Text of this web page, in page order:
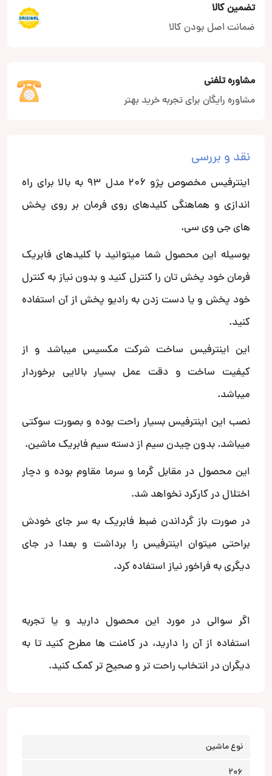
تضمین کالا
ضمانت اصل بودن کالا
مشاوره تلفنی
مشاوره رایگان برای تجربه خرید بهتر
نقد و بررسی
اینترفیس مخصوص پژو ۲۰۶ مدل ۹۳ به بالا برای راه
اندازی و هماهنگی کلیدهای روی فرمان بر روی پخش
های جی وی سی.
بوسیله این محصول شما میتوانید با کلیدهای فابریک
فرمان خود پخش تان را کنترل کنید و بدون نیاز به کنترل
خود پخش و یا دست زدن به رادیو پخش از آن استفاده
کنید.
این اینترفیس ساخت شرکت مکسیس میباشد و از
کیفیت ساخت و دقت عمل بسیار بالایی برخوردار
میباشد.
نصب این اینترفیس بسیار راحت بوده و بصورت سوکتی
میباشد. بدون چیدن سیم از دسته سیم فابریک ماشین.
این محصول در مقابل گرما و سرما مقاوم بوده و دچار
اختلال در کارکرد نخواهد شد.
در صورت باز گرداندن ضبط فابریک به سر جای خودش
براحتی میتوان اینترفیس را برداشت و بعدا در جای
دیگری به فراخور نیاز استفاده کرد.
اگر سوالی در مورد این محصول دارید و یا تجربه
استفاده از آن را دارید، در کامنت ها مطرح کنید تا به
دیگران در انتخاب راحت تر و صحیح تر کمک کنید.
نوع ماشین
206